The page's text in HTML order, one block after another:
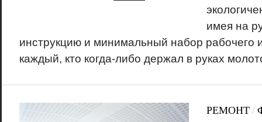
имея на
инструкцию и минимальный набор рабочего
каждый, кто когда-либо держал в руках
РЕМОНТ/